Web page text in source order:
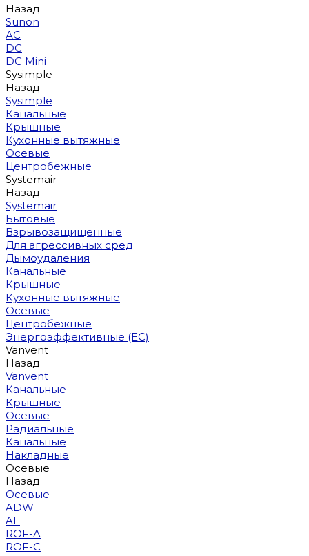
Назад
Sunon
AC
DC
DC Mini
Sysimple
Назад
Sysimple
Канальные
Крышные
Кухонные вытяжные
Осевые
Центробежные
Systemair
Назад
Systemair
Бытовые
Взрывозащищенные
Для агрессивных сред
Дымоудаления
Канальные
Крышные
Кухонные вытяжные
Осевые
Центробежные
Энергоэффективные (EC)
Vanvent
Назад
Vanvent
Канальные
Крышные
Осевые
Радиальные
Канальные
Накладные
Осевые
Назад
Осевые
ADW
AF
ROF-A
ROF-C